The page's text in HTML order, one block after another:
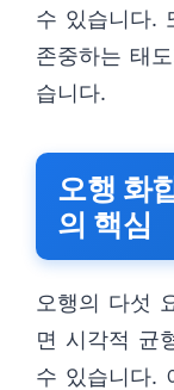
수 있습니다.
존중하는 태
습니다.
오행 화
의 핵심
오행의 다섯
면 시각적 균
수 있습니다.